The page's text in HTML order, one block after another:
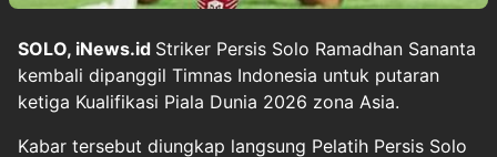
SOLO, iNews.id Striker Persis Solo Ramadhan Sananta
kembali dipanggil Timnas Indonesia untuk putaran
ketiga Kualifikasi Piala Dunia 2026 zona Asia.
Kabar tersebut diungkap langsung Pelatih Persis Solo